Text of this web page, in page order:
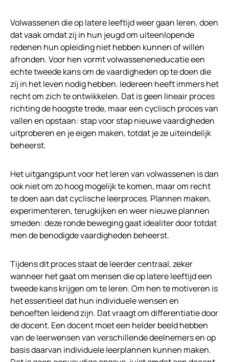
Volwassenen die op latere leeftijd weer gaan leren, doen
dat vaak omdat zij in hun jeugd om uiteenlopende
redenen hun opleiding niet hebben kunnen of willen
afronden. Voor hen vormt volwasseneneducatie een
echte tweede kans om de vaardigheden op te doen die
zij in het leven nodig hebben. Iedereen heeft immers het
recht om zich te ontwikkelen. Dat is geen lineair proces
richting de hoogste trede, maar een cyclisch proces van
vallen en opstaan: stap voor stap nieuwe vaardigheden
uitproberen en je eigen maken, totdat je ze uiteindelijk
beheerst.
Het uitgangspunt voor het leren van volwassenen is dan
ook niet om zo hoog mogelijk te komen, maar om recht
te doen aan dat cyclische leerproces. Plannen maken,
experimenteren, terugkijken en weer nieuwe plannen
smeden: deze ronde beweging gaat idealiter door totdat
men de benodigde vaardigheden beheerst.
Tijdens dit proces staat de leerder centraal, zeker
wanneer het gaat om mensen die op latere leeftijd een
tweede kans krijgen om te leren. Om hen te motiveren is
het essentieel dat hun individuele wensen en
behoeften leidend zijn. Dat vraagt om differentiatie door
de docent. Een docent moet een helder beeld hebben
van de leerwensen van verschillende deelnemers en op
basis daarvan individuele leerplannen kunnen maken.